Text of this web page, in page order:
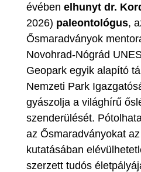
évében elhunyt dr.
2026) paleontológus,
Ősmaradványok
Novohrad-Nógrád
Geopark egyik alapító
Nemzeti Park
gyászolja a világhírű
szenderülését.
az Ősmaradványokat
kutatásában
szerzett tudós